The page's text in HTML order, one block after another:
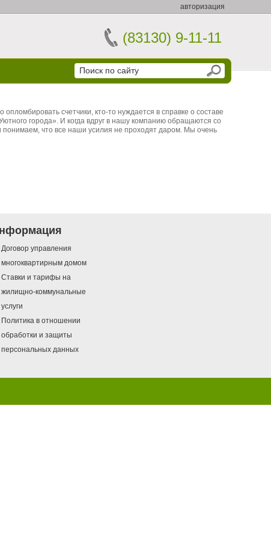
авторизация
(83130) 9-11-11
счетчики, кто-то нуждается в справке о составе
города». И когда вдруг в нашу компанию обращаются со
понимаем, что все наши усилия не проходят даром. Мы очень
Договор управления
многоквартирным домом
Ставки и тарифы на
жилищно-коммунальные
услуги
Политика в отношении
обработки и защиты
персональных данных